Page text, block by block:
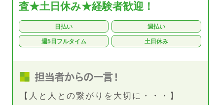
査★土日休み★経験者歓迎！
日払い 週払い
週5日フルタイム 土日休み
【人と人との繋がりを大切に・・・】